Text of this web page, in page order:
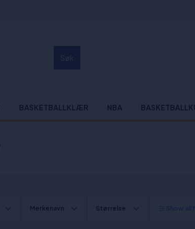
BASKETBALLKLÆR NBA
Merkenavn Størrelse